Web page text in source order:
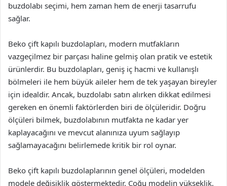
buzdolabı seçimi, hem zaman hem de enerji tasarrufu
sağlar.
Beko çift kapılı buzdolapları, modern mutfakların
vazgeçilmez bir parçası haline gelmiş olan pratik ve estetik
ürünlerdir. Bu buzdolapları, geniş iç hacmi ve kullanışlı
bölmeleri ile hem büyük aileler hem de tek yaşayan bireyler
için idealdir. Ancak, buzdolabı satın alırken dikkat edilmesi
gereken en önemli faktörlerden biri de ölçüleridir. Doğru
ölçüleri bilmek, buzdolabının mutfakta ne kadar yer
kaplayacağını ve mevcut alanınıza uyum sağlayıp
sağlamayacağını belirlemede kritik bir rol oynar.
Beko çift kapılı buzdolaplarının genel ölçüleri, modelden
modele değişiklik göstermektedir. Çoğu modelin yükseklik,